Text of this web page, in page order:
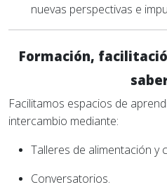
nuevas perspectivas e
Formación,
Facilitamos espacios de
intercambio mediante:
Talleres de alimentación y
Conversatorios.